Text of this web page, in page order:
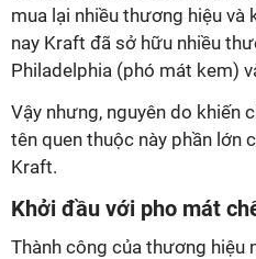
mua lại nhiều thương hiệu
nay Kraft đã sở hữu nhiều
Philadelphia (phó mát kem)
Vậy nhưng, nguyên do khiến
tên quen thuộc này phần lớn
Kraft.
Khởi đầu với pho mát
Thành công của thương hiệu